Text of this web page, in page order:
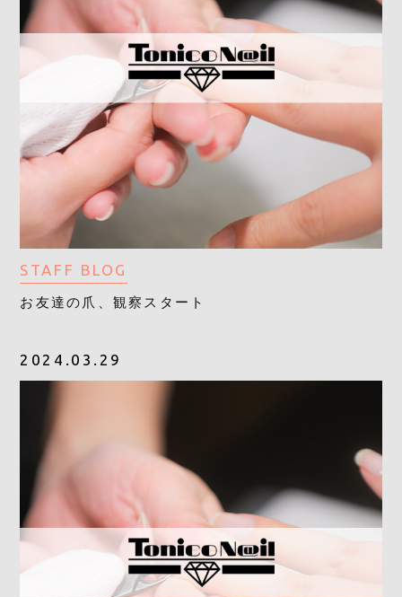
STAFF BLOG
お友達の爪、観察スタート
2024.03.29